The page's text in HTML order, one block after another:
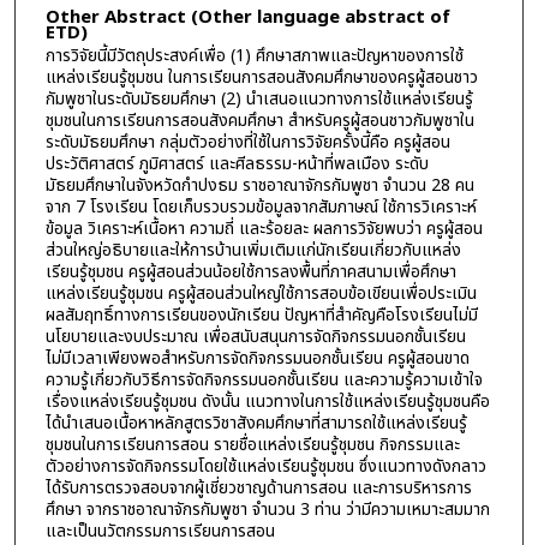
Other Abstract (Other language abstract of
ETD)
การวิจัยนี้มีวัตถุประสงค์เพื่อ (1) ศึกษาสภาพและปัญหาของการใช้
แหล่งเรียนรู้ชุมชน ในการเรียนการสอนสังคมศึกษาของครูผู้สอนชาว
กัมพูชาในระดับมัธยมศึกษา (2) นำเสนอแนวทางการใช้แหล่งเรียนรู้
ชุมชนในการเรียนการสอนสังคมศึกษา สำหรับครูผู้สอนชาวกัมพูชาใน
ระดับมัธยมศึกษา กลุ่มตัวอย่างที่ใช้ในการวิจัยครั้งนี้คือ ครูผู้สอน
ประวัติศาสตร์ ภูมิศาสตร์ และศีลธรรม-หน้าที่พลเมือง ระดับ
มัธยมศึกษาในจังหวัดกำปงธม ราชอาณาจักรกัมพูชา จำนวน 28 คน
จาก 7 โรงเรียน โดยเก็บรวบรวมข้อมูลจากสัมภาษณ์ ใช้การวิเคราะห์
ข้อมูล วิเคราะห์เนื้อหา ความถี่ และร้อยละ ผลการวิจัยพบว่า ครูผู้สอน
ส่วนใหญ่อธิบายและให้การบ้านเพิ่มเติมแก่นักเรียนเกี่ยวกับแหล่ง
เรียนรู้ชุมชน ครูผู้สอนส่วนน้อยใช้การลงพื้นที่ภาคสนามเพื่อศึกษา
แหล่งเรียนรู้ชุมชน ครูผู้สอนส่วนใหญ่ใช้การสอบข้อเขียนเพื่อประเมิน
ผลสัมฤทธิ์ทางการเรียนของนักเรียน ปัญหาที่สำคัญคือโรงเรียนไม่มี
นโยบายและงบประมาณ เพื่อสนับสนุนการจัดกิจกรรมนอกชั้นเรียน
ไม่มีเวลาเพียงพอสำหรับการจัดกิจกรรมนอกชั้นเรียน ครูผู้สอนขาด
ความรู้เกี่ยวกับวิธีการจัดกิจกรรมนอกชั้นเรียน และความรู้ความเข้าใจ
เรื่องแหล่งเรียนรู้ชุมชน ดังนั้น แนวทางในการใช้แหล่งเรียนรู้ชุมชนคือ
ได้นำเสนอเนื้อหาหลักสูตรวิชาสังคมศึกษาที่สามารถใช้แหล่งเรียนรู้
ชุมชนในการเรียนการสอน รายชื่อแหล่งเรียนรู้ชุมชน กิจกรรมและ
ตัวอย่างการจัดกิจกรรมโดยใช้แหล่งเรียนรู้ชุมชน ซึ่งแนวทางดังกลาว
ได้รับการตรวจสอบจากผู้เชี่ยวชาญด้านการสอน และการบริหารการ
ศึกษา จากราชอาณาจักรกัมพูชา จำนวน 3 ท่าน ว่ามีความเหมาะสมมาก
และเป็นนวัตกรรมการเรียนการสอน